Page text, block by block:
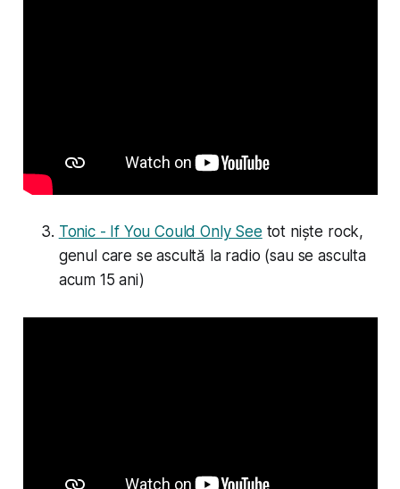
Tonic - If You Could Only See tot niște rock,
genul care se ascultă la radio (sau se asculta
acum 15 ani)